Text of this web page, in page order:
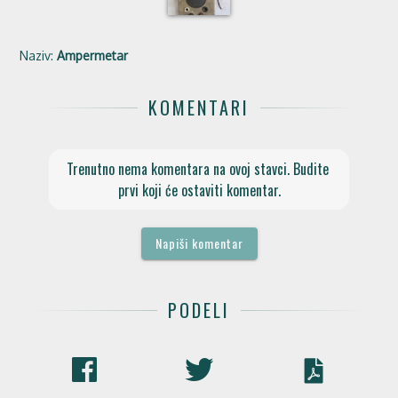
Naziv:Ampermetar
KOMENTARI
Trenutno nema komentara na ovoj stavci. Budite
prvi koji će ostaviti komentar.
Napiši komentar
PODELI